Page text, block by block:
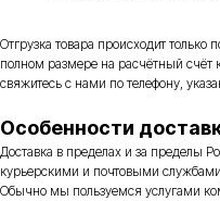
Отгрузка товара происходит
полном размере на расчётный счёт
свяжитесь с нами по телефону,
Особенности
Доставка в пределах и за пределы
курьерскими и почтовыми
Обычно мы пользуемся услугами